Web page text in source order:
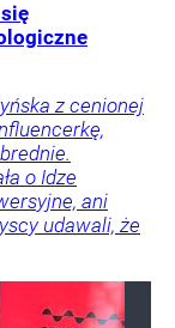
z cenionej
o Idze
ani
udawali, że